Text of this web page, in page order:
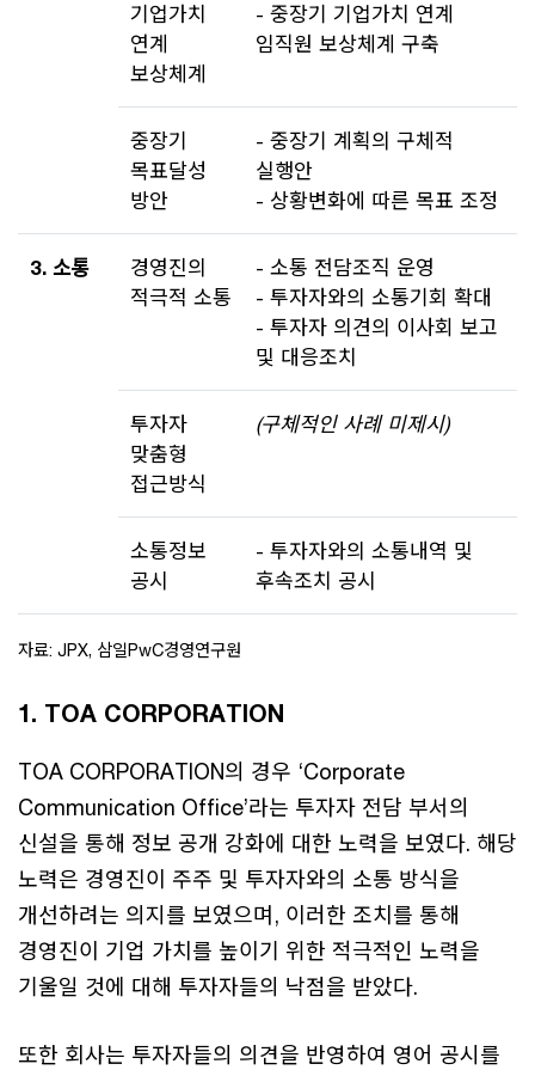
기업가치
연계
보상체계
- 중장기 기업가치 연계
임직원 보상체계 구축
중장기
목표달성
방안
- 중장기 계획의 구체적
실행안
- 상황변화에 따른 목표 조정
3. 소통
경영진의
적극적 소통
- 소통 전담조직 운영
- 투자자와의 소통기회 확대
- 투자자 의견의 이사회 보고
및 대응조치
투자자
맞춤형
접근방식
(구체적인 사례 미제시)
소통정보
공시
- 투자자와의 소통내역 및
후속조치 공시
자료: JPX, 삼일PwC경영연구원
1. TOA CORPORATION
TOA CORPORATION의 경우 ‘Corporate
Communication Office’라는 투자자 전담 부서의
신설을 통해 정보 공개 강화에 대한 노력을 보였다. 해당
노력은 경영진이 주주 및 투자자와의 소통 방식을
개선하려는 의지를 보였으며, 이러한 조치를 통해
경영진이 기업 가치를 높이기 위한 적극적인 노력을
기울일 것에 대해 투자자들의 낙점을 받았다.
또한 회사는 투자자들의 의견을 반영하여 영어 공시를